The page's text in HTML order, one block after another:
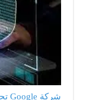
شركة Google تحذر من برامج تجسس حكومية Hermit